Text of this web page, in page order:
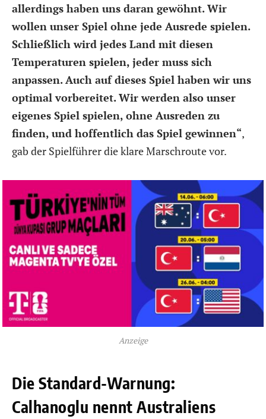
allerdings haben uns daran gewöhnt. Wir
wollen unser Spiel ohne jede Ausrede spielen.
Schließlich wird jedes Land mit diesen
Temperaturen spielen, jeder muss sich
anpassen. Auch auf dieses Spiel haben wir uns
optimal vorbereitet. Wir werden also unser
eigenes Spiel spielen, ohne Ausreden zu
finden, und hoffentlich das Spiel gewinnen“,
gab der Spielführer die klare Marschroute vor.
Anzeige
Die Standard-Warnung:
Calhanoglu nennt Australiens